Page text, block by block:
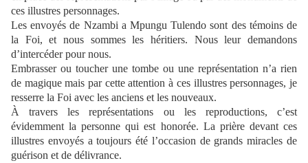
ces illustres personnages.
Les envoyés de Nzambi a Mpungu Tulendo sont des témoins de
la Foi, et nous sommes les héritiers. Nous leur demandons
d’intercéder pour nous.
Embrasser ou toucher une tombe ou une représentation n’a rien
de magique mais par cette attention à ces illustres personnages, je
resserre la Foi avec les anciens et les nouveaux.
À travers les représentations ou les reproductions, c’est
évidemment la personne qui est honorée. La prière devant ces
illustres envoyés a toujours été l’occasion de grands miracles de
guérison et de délivrance.